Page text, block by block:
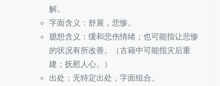
解。
字面含义：舒展，悲惨。
臆想含义：缓和悲伤情绪；也可能指让悲惨
的状况有所改善。（古籍中可能指灾后重
建；抚慰人心。）
出处：无特定出处，字面组合。